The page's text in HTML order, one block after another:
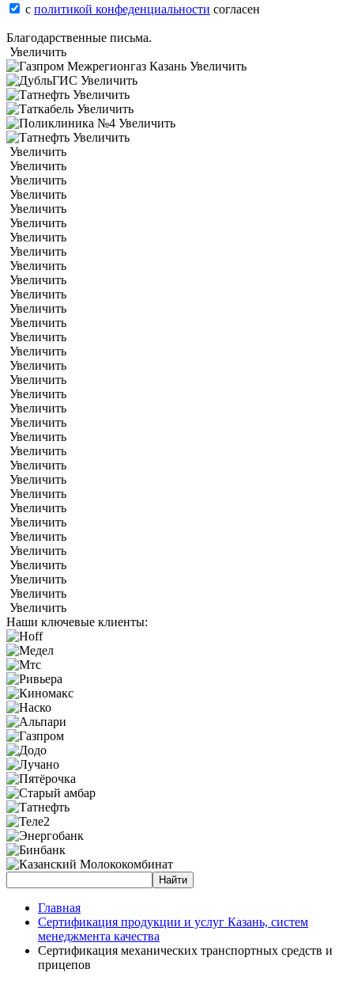
с политикой конфеденциальности согласен
Благодарственные письма.
Увеличить
Увеличить
Увеличить
Увеличить
Увеличить
Увеличить
Увеличить
Увеличить
Увеличить
Увеличить
Увеличить
Увеличить
Увеличить
Увеличить
Увеличить
Увеличить
Увеличить
Увеличить
Увеличить
Увеличить
Увеличить
Увеличить
Увеличить
Увеличить
Увеличить
Увеличить
Увеличить
Увеличить
Увеличить
Увеличить
Увеличить
Увеличить
Увеличить
Увеличить
Увеличить
Увеличить
Увеличить
Увеличить
Увеличить
Увеличить
Наши ключевые клиенты:
Главная
Сертификация продукции и услуг Казань, систем
менеджмента качества
Сертификация механических транспортных средств и
прицепов